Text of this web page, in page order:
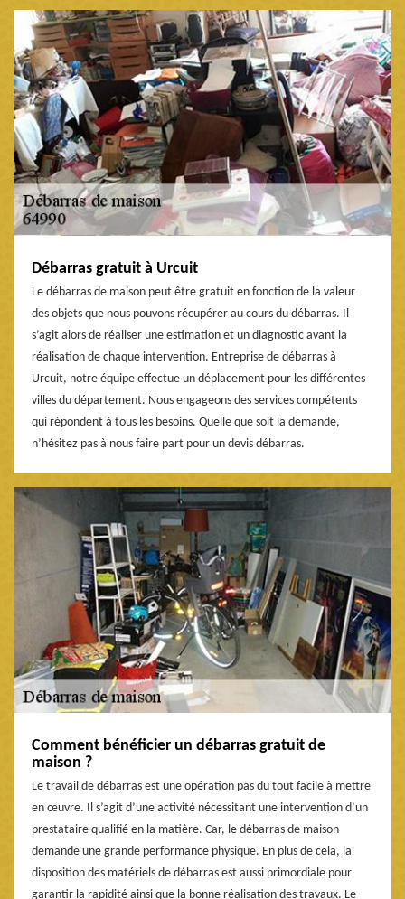
Débarras gratuit à Urcuit
Le débarras de maison peut être gratuit en fonction de la valeur
des objets que nous pouvons récupérer au cours du débarras. Il
s’agit alors de réaliser une estimation et un diagnostic avant la
réalisation de chaque intervention. Entreprise de débarras à
Urcuit, notre équipe effectue un déplacement pour les différentes
villes du département. Nous engageons des services compétents
qui répondent à tous les besoins. Quelle que soit la demande,
n’hésitez pas à nous faire part pour un devis débarras.
Comment bénéficier un débarras gratuit de
maison ?
Le travail de débarras est une opération pas du tout facile à mettre
en œuvre. Il s’agit d’une activité nécessitant une intervention d’un
prestataire qualifié en la matière. Car, le débarras de maison
demande une grande performance physique. En plus de cela, la
disposition des matériels de débarras est aussi primordiale pour
garantir la rapidité ainsi que la bonne réalisation des travaux. Le